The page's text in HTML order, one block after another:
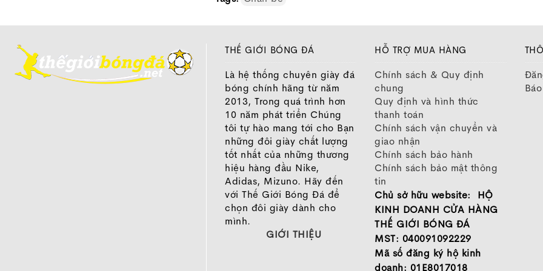
-Form giày:Phù hợp với chân hơi bè hoặc bè ngang, mang lại cảm
-Bộ đinh TF:Thiết kế đinh cải tiến, giảm độ mài mòn, đảm bảo
-Đế giày:Độ êm vừa phải, hỗ trợ tối ưu cho những pha xử lý bóng
-Mặt tiếp xúc rộng: Mu và lòng trong giày thiết kế rộng rãi, tăng
thuật.
👉 Một lựa chọn lý tưởng cho những ai cần một đôi giày cân bằng
4. Mizuno Morelia Sala Classic TF – Lựa chọn tiết
THẾ GIỚI BÓNG ĐÁ
Là hệ thống chuyên giày đá
bóng chính hãng từ năm
2013, Trong quá trình hơn
10 năm phát triển Chúng
tôi tự hào mang tới cho Bạn
những đôi giày chất lượng
tốt nhất của những thương
hiệu hàng đầu Nike,
Adidas, Mizuno. Hãy đến
với Thế Giới Bóng Đá để
chọn đôi giày dành cho
mình.
GIỚI THIỆU
HỖ TRỢ MUA HÀNG
Chính sách & Quy định
chung
Quy định và hình thức
thanh toán
Chính sách vận chuyển và
giao nhận
Chính sách bảo hành
Chính sách bảo mật thông
tin
Chủ sở hữu website: HỘ
KINH DOANH CỬA HÀNG
THẾ GIỚI BÓNG ĐÁ
MST: 040091092229
Mã số đăng ký hộ kinh
doanh: 01E8017018